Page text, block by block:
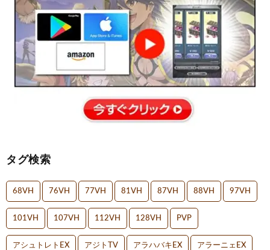
タグ検索
68VH 76VH 77VH 81VH 87VH 88VH 97VH
101VH 107VH 112VH 128VH PVP
アシュトレトEX アジトTV アラハバキEX アラーニェEX